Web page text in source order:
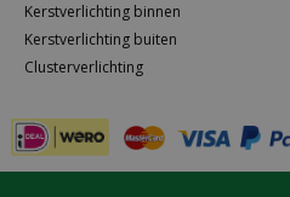
Kerstverlichting binnen
Kerstverlichting buiten
Clusterverlichting